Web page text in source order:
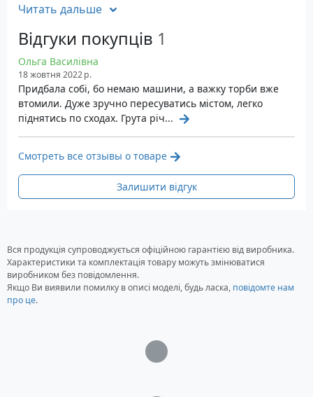
Характеристики
Об'єм: 52 літри
Вантажопідйомність: до 30 кг
Матеріал: поліестер 400D PVC
Розміри: 51 х 44 х 96 см, складена 36 x 44 x 96
см
Вага: 2.8 кг
Колір: зелений
Гарантія: 24 місяці
Читать дальше
Відгуки покупців 1
Ольга Василівна
18 жовтня 2022 р.
Придбала собі, бо немаю машини, а важку торби вже
втомили. Дуже зручно пересуватись містом, легко
піднятись по сходах. Грута річ...
Смотреть все отзывы о товаре
Залишити відгук
Вся продукція супроводжується офіційною гарантією від виробника.
Характеристики та комплектація товару можуть змінюватися
виробником без повідомлення.
Якщо Ви виявили помилку в описі моделі, будь ласка, повідомте нам
про це.
Загрузка...